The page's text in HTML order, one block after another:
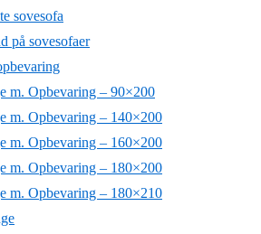
sovesofa
på sovesofaer
m. Opbevaring – 90×200
m. Opbevaring – 140×200
m. Opbevaring – 160×200
m. Opbevaring – 180×200
m. Opbevaring – 180×210